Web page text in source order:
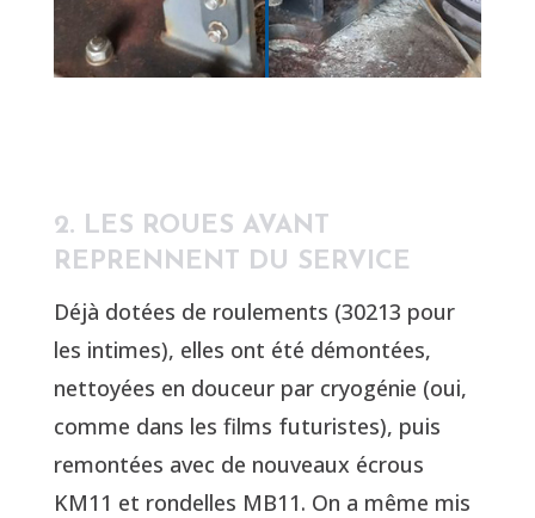
2. LES ROUES AVANT
REPRENNENT DU SERVICE
Déjà dotées de roulements (30213 pour
les intimes), elles ont été démontées,
nettoyées en douceur par cryogénie (oui,
comme dans les films futuristes), puis
remontées avec de nouveaux écrous
KM11 et rondelles MB11. On a même mis